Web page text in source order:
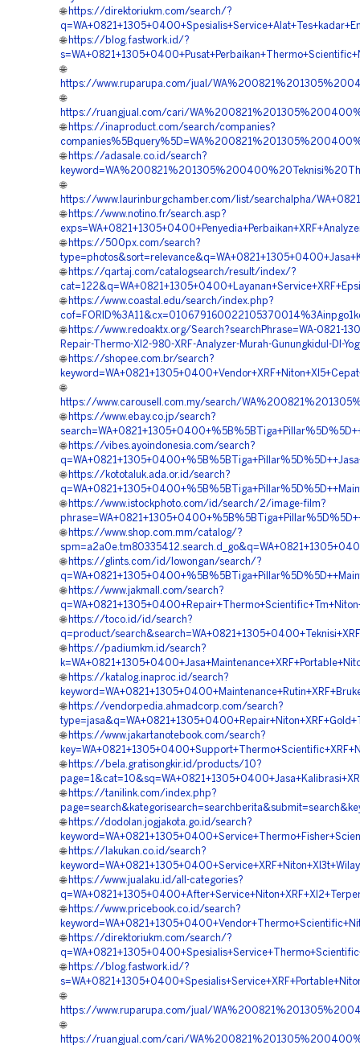
🌐 https://direktoriukm.com/search/?
🌐 https://blog.fastwork.id/?
🌐
https://www.ruparupa.com/jual/
🌐
https://ruangjual.com/cari/
🌐 https://inaproduct.com/search/companies?
🌐 https://adasale.co.id/search?
🌐
https://www.laurinburgchamber.com/list/searchalpha/
🌐 https://www.notino.fr/search.asp?
🌐 https://500px.com/search?
🌐 https://qartaj.com/catalogsearch/result/index/?
🌐 https://www.coastal.edu/search/index.php?
🌐 https://www.redoaktx.org/Search?searchPhrase=WA-0821-
Repair-Thermo-Xl2-980-XRF-Analyzer-Murah-Gunungkidul-DI-
🌐 https://shopee.com.br/search?
🌐
https://www.carousell.com.my/search/
🌐 https://www.ebay.co.jp/search?
🌐 https://vibes.ayoindonesia.com/search?
🌐 https://kototaluk.ada.or.id/search?
🌐 https://www.istockphoto.com/id/search/2/image-film?
🌐 https://www.shop.com.mm/catalog/?
🌐 https://glints.com/id/lowongan/search/?
🌐 https://www.jakmall.com/search?
🌐 https://toco.id/id/search?
q=product/
🌐 https://padiumkm.id/search?
🌐 https://katalog.inaproc.id/search?
🌐 https://vendorpedia.ahmadcorp.com/search?
🌐 https://www.jakartanotebook.com/search?
🌐 https://bela.gratisongkir.id/products/10?
🌐 https://tanilink.com/index.php?
🌐 https://dodolan.jogjakota.go.id/search?
🌐 https://lakukan.co.id/search?
🌐 https://www.jualaku.id/all-categories?
🌐 https://www.pricebook.co.id/search?
🌐 https://direktoriukm.com/search/?
🌐 https://blog.fastwork.id/?
🌐
https://www.ruparupa.com/jual/
🌐
https://ruangjual.com/cari/